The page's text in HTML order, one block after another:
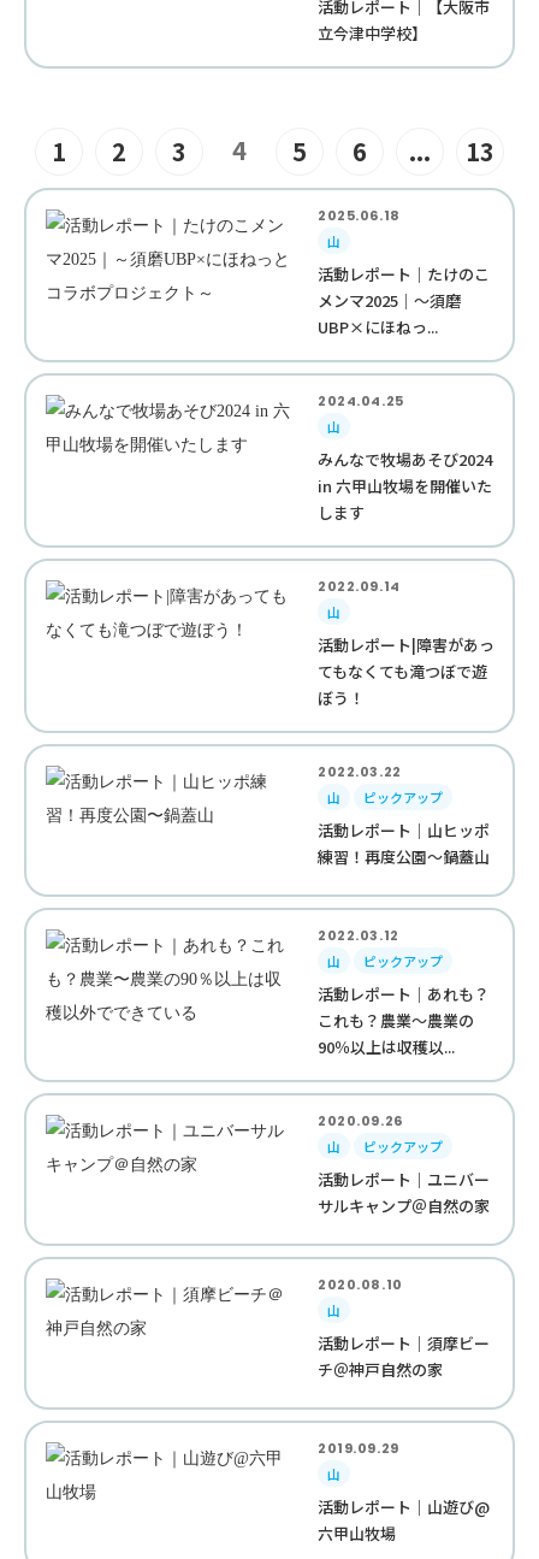
活動レポート｜【大阪市
立今津中学校】
1 2 3 4 5 6 ... 13
2025.06.18
山
活動レポート｜たけのこ
メンマ2025｜～須磨
UBP×にほねっ...
2024.04.25
山
みんなで牧場あそび2024
in 六甲山牧場を開催いた
します
2022.09.14
山
活動レポート|障害があっ
てもなくても滝つぼで遊
ぼう！
2022.03.22
山
ピックアップ
活動レポート｜山ヒッポ
練習！再度公園〜鍋蓋山
2022.03.12
山
ピックアップ
活動レポート｜あれも？
これも？農業〜農業の
90％以上は収穫以...
2020.09.26
山
ピックアップ
活動レポート｜ユニバー
サルキャンプ＠自然の家
2020.08.10
山
活動レポート｜須摩ビー
チ＠神戸自然の家
2019.09.29
山
活動レポート｜山遊び@
六甲山牧場